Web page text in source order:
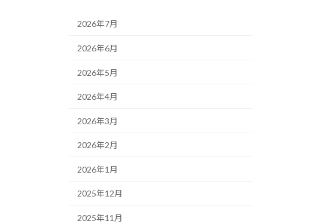
2026年7月
2026年6月
2026年5月
2026年4月
2026年3月
2026年2月
2026年1月
2025年12月
2025年11月